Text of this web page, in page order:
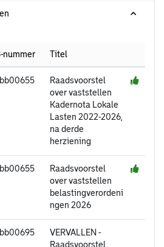
nummer Titel
Raadsvoorstel
over vaststellen
Kadernota Lokale
Lasten 2022-2026,
na derde
herziening
Raadsvoorstel
over vaststellen
belastingverordeni
ngen 2026
VERVALLEN -
Raadsvoorstel